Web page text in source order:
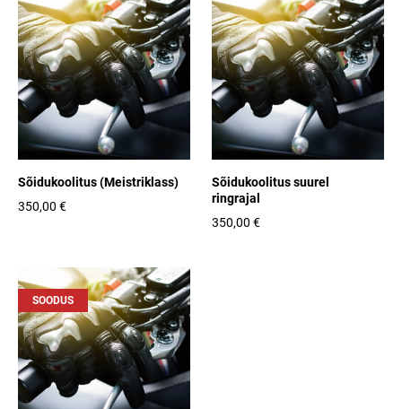
Sõidukoolitus (Meistriklass)
350,00 €
Sõidukoolitus suurel
ringrajal
350,00 €
SOODUS